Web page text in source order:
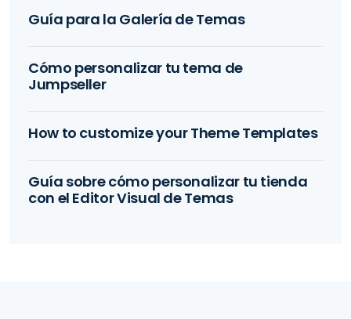
Guía para la Galería de Temas
Cómo personalizar tu tema de
Jumpseller
How to customize your Theme Templates
Guía sobre cómo personalizar tu tienda
con el Editor Visual de Temas